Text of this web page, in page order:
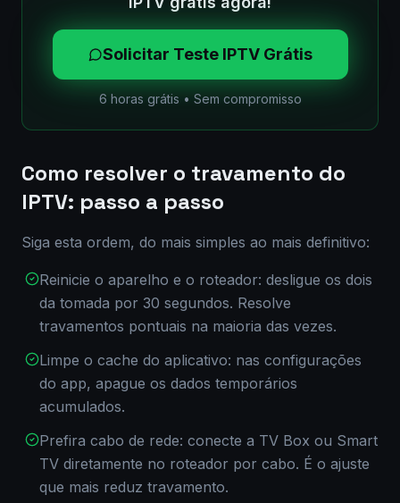
Solicitar Teste IPTV Grátis
6 horas grátis • Sem compromisso
Como resolver o travamento do
IPTV: passo a passo
Siga esta ordem, do mais simples ao mais definitivo:
Reinicie o aparelho e o roteador: desligue os dois
da tomada por 30 segundos. Resolve
travamentos pontuais na maioria das vezes.
Limpe o cache do aplicativo: nas configurações
do app, apague os dados temporários
acumulados.
Prefira cabo de rede: conecte a TV Box ou Smart
TV diretamente no roteador por cabo. É o ajuste
que mais reduz travamento.